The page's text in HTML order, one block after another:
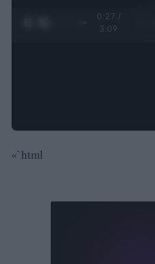
0:28 /
3:09
«`html